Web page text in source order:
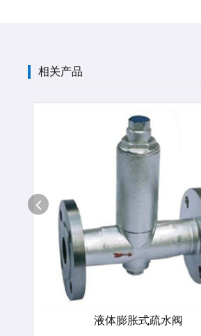
相关产品
液体膨胀式疏水阀